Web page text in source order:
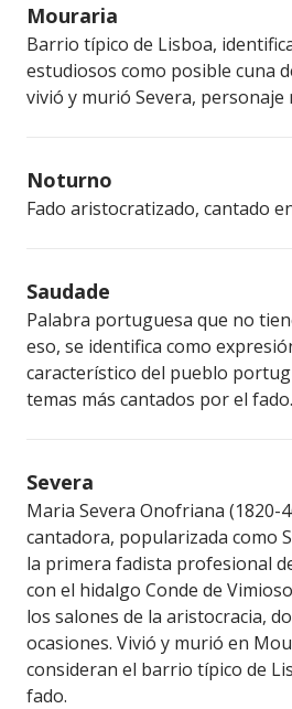
Mouraria
Barrio típico de Lisboa,
estudiosos como posible cuna
vivió y murió Severa, personaje
Noturno
Fado aristocratizado, cantado
Saudade
Palabra portuguesa que no
eso, se identifica como
característico del pueblo
temas más cantados por el fado.
Severa
Maria Severa Onofriana (1820-
cantadora, popularizada como
la primera fadista profesional
con el hidalgo Conde de
los salones de la aristocracia,
ocasiones. Vivió y murió en
consideran el barrio típico de
fado.